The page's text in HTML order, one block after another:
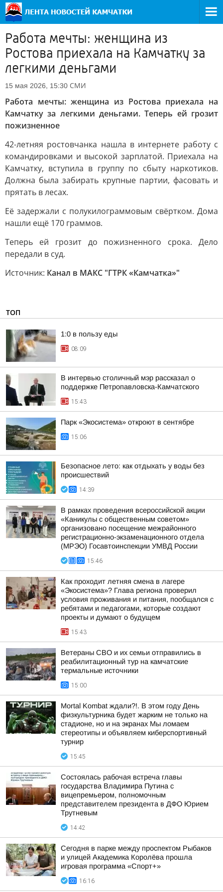
Работа мечты: женщина из
Ростова приехала на Камчатку за
легкими деньгами
15 мая 2026, 15:30 СМИ
Работа мечты: женщина из Ростова приехала на
Камчатку за легкими деньгами. Теперь ей грозит
пожизненное
42-летняя ростовчанка нашла в интернете работу с
командировками и высокой зарплатой. Приехала на
Камчатку, вступила в группу по сбыту наркотиков.
Должна была забирать крупные партии, фасовать и
прятать в лесах.
Её задержали с полукилограммовым свёртком. Дома
нашли ещё 170 граммов.
Теперь ей грозит до пожизненного срока. Дело
передали в суд.
Источник: Канал в МАКС "ГТРК «Камчатка»"
ТОП
1:0 в пользу еды
08:09
В интервью столичный мэр рассказал о
поддержке Петропавловска-Камчатского
15:43
Парк «Экосистема» откроют в сентябре
15:06
Безопасное лето: как отдыхать у воды без
происшествий
14:39
В рамках проведения всероссийской акции
«Каникулы с общественным советом»
организовано посещение межрайонного
регистрационно-экзаменационного отдела
(МРЭО) Госавтоинспекции УМВД России
15:46
Как проходит летняя смена в лагере
«Экосистема»? Глава региона проверил
условия проживания и питания, пообщался с
ребятами и педагогами, которые создают
проекты и думают о будущем
15:43
Ветераны СВО и их семьи отправились в
реабилитационный тур на камчатские
термальные источники
15:00
Mortal Kombat ждали?!. В этом году День
физкультурника будет жарким не только на
стадионе, но и на экранах Мы ломаем
стереотипы и объявляем киберспортивный
турнир
15:45
Состоялась рабочая встреча главы
государства Владимира Путина с
вицепремьером, полномочным
представителем президента в ДФО Юрием
Трутневым
14:42
Сегодня в парке между проспектом Рыбаков
и улицей Академика Королёва прошла
игровая программа «Спорт+»
16:16